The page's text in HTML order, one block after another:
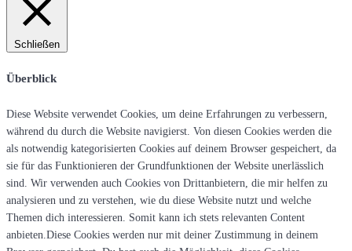
Schließen
Überblick
Diese Website verwendet Cookies, um deine Erfahrungen zu verbessern,
während du durch die Website navigierst. Von diesen Cookies werden die
als notwendig kategorisierten Cookies auf deinem Browser gespeichert, da
sie für das Funktionieren der Grundfunktionen der Website unerlässlich
sind. Wir verwenden auch Cookies von Drittanbietern, die mir helfen zu
analysieren und zu verstehen, wie du diese Website nutzt und welche
Themen dich interessieren. Somit kann ich stets relevanten Content
anbieten.Diese Cookies werden nur mit deiner Zustimmung in deinem